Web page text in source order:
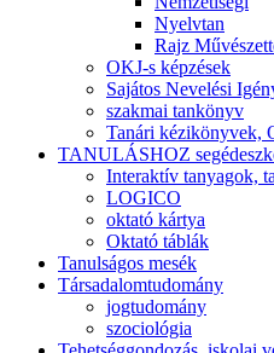
Nyelvtan
Rajz
OKJ-s képzések
Sajátos Nevelési
szakmai tankönyv
Tanári kézikönyvek,
TANULÁSHOZ
Interaktív tanyagok,
LOGICO
oktató kártya
Oktató táblák
Tanulságos mesék
Társadalomtudomány
jogtudomány
szociológia